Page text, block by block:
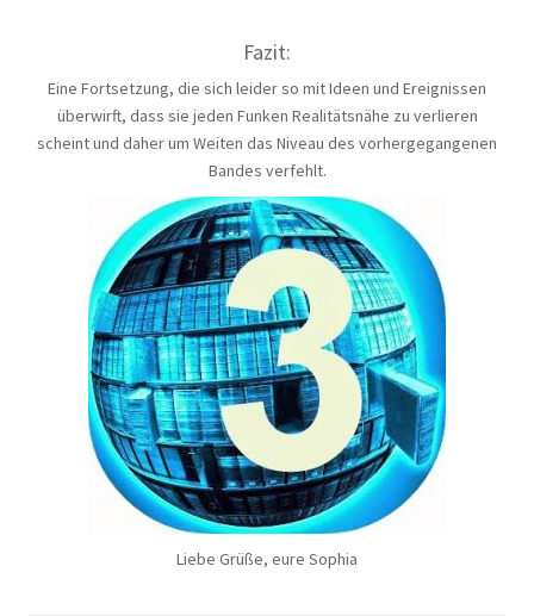
Fazit:
Eine Fortsetzung, die sich leider so mit Ideen und Ereignissen
überwirft, dass sie jeden Funken Realitätsnähe zu verlieren
scheint und daher um Weiten das Niveau des vorhergegangenen
Bandes verfehlt.
Liebe Grüße, eure Sophia